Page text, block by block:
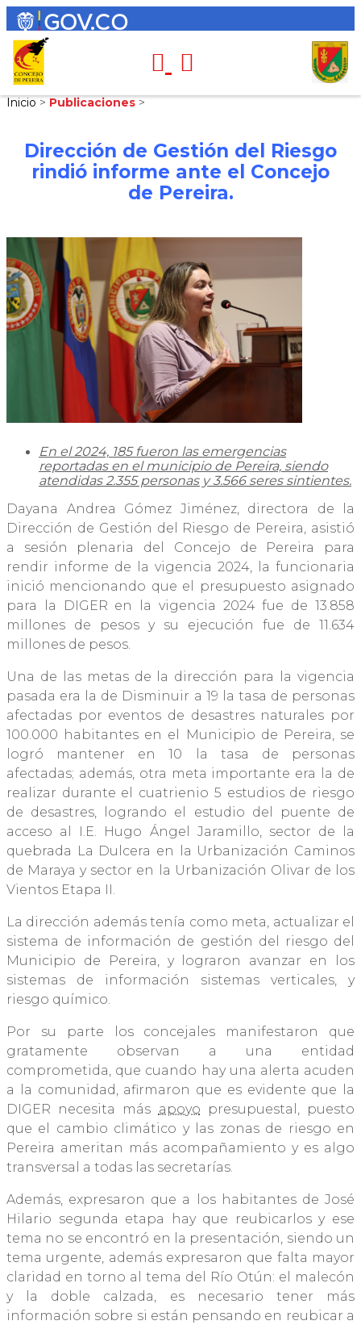
Inicio > Publicaciones >
Dirección de Gestión del Riesgo
rindió informe ante el Concejo
de Pereira.
En el 2024, 185 fueron las emergencias
reportadas en el municipio de Pereira, siendo
atendidas 2.355 personas y 3.566 seres sintientes.
Dayana Andrea Gómez Jiménez, directora de la
Dirección de Gestión del Riesgo de Pereira, asistió
a sesión plenaria del Concejo de Pereira para
rendir informe de la vigencia 2024, la funcionaria
inició mencionando que el presupuesto asignado
para la DIGER en la vigencia 2024 fue de 13.858
millones de pesos y su ejecución fue de 11.634
millones de pesos.
Una de las metas de la dirección para la vigencia
pasada era la de Disminuir a 19 la tasa de personas
afectadas por eventos de desastres naturales por
100.000 habitantes en el Municipio de Pereira, se
logró mantener en 10 la tasa de personas
afectadas; además, otra meta importante era la de
realizar durante el cuatrienio 5 estudios de riesgo
de desastres, logrando el estudio del puente de
acceso al I.E. Hugo Ángel Jaramillo, sector de la
quebrada La Dulcera en la Urbanización Caminos
de Maraya y sector en la Urbanización Olivar de los
Vientos Etapa II.
La dirección además tenía como meta, actualizar el
sistema de información de gestión del riesgo del
Municipio de Pereira, y lograron avanzar en los
sistemas de información sistemas verticales, y
riesgo químico.
Por su parte los concejales manifestaron que
gratamente observan a una entidad
comprometida, que cuando hay una alerta acuden
a la comunidad, afirmaron que es evidente que la
DIGER necesita más apoyo presupuestal, puesto
que el cambio climático y las zonas de riesgo en
Pereira ameritan más acompañamiento y es algo
transversal a todas las secretarías.
Además, expresaron que a los habitantes de José
Hilario segunda etapa hay que reubicarlos y ese
tema no se encontró en la presentación, siendo un
tema urgente, además expresaron que falta mayor
claridad en torno al tema del Río Otún: el malecón
y la doble calzada, es necesario tener más
información sobre si están pensando en reubicar a